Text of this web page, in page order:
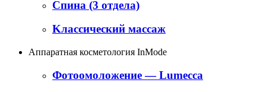
Cпина (3 отдела)
Kлассический массаж
Аппаратная косметология InMode
Фотоомоложение — Lumecca